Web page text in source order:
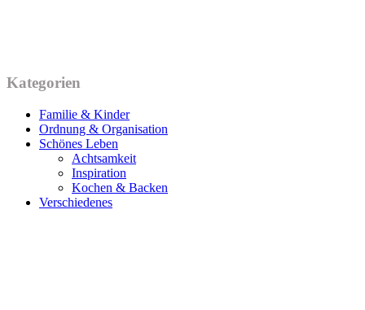
Kategorien
Familie & Kinder
Ordnung & Organisation
Schönes Leben
Achtsamkeit
Inspiration
Kochen & Backen
Verschiedenes